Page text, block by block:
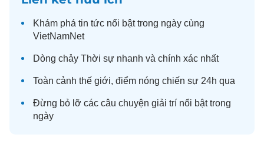
Khám phá tin tức nổi bật trong ngày cùng
VietNamNet
Dòng chảy Thời sự nhanh và chính xác nhất
Toàn cảnh thế giới, điểm nóng chiến sự 24h qua
Đừng bỏ lỡ các câu chuyện giải trí nổi bật trong
ngày